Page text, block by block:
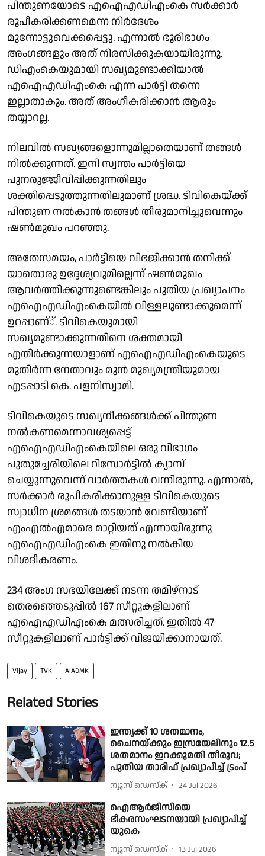
പിന്തുണയോടെ എഐഎഡിഎംകെ സര്‍ക്കാര്‍
രൂപീകരിക്കണമെന്ന നിര്‍ദേശം
മുന്നോട്ടുവെക്കപ്പെട്ടു. എന്നാല്‍ ഭൂരിഭാഗം
അംഗങ്ങളും അത് നിരസിക്കുകയായിരുന്നു.
ഡിഎംകെയുമായി സഖ്യമുണ്ടാക്കിയാല്‍
എഐഎഡിഎംകെ എന്ന പാര്‍ട്ടി തന്നെ
ഇല്ലാതാകും. അത് അംഗീകരിക്കാന്‍ ആരും
തയ്യാറല്ല.
നിലവില്‍ സഖ്യങ്ങളൊന്നുമില്ലാതെയാണ് തങ്ങള്‍
നില്‍ക്കുന്നത്. ഇനി സ്വന്തം പാര്‍ട്ടിയെ
പുനരുജ്ജീവിപ്പിക്കുന്നതിലും
ശക്തിപ്പെടുത്തുന്നതിലുമാണ് ശ്രദ്ധ. ടിവികെയ്ക്ക്
പിന്തുണ നല്‍കാന്‍ തങ്ങള്‍ തീരുമാനിച്ചുവെന്നും
ഷണ്‍മുഖം പറഞ്ഞു.
അതേസമയം, പാര്‍ട്ടിയെ വിഭജിക്കാന്‍ തനിക്ക്
യാതൊരു ഉദ്ദേശ്യവുമില്ലെന്ന് ഷണ്‍മുഖം
ആവര്‍ത്തിക്കുന്നുണ്ടെങ്കിലും പുതിയ പ്രഖ്യാപനം
എഐഎഡിഎംകെയില്‍ വിള്ളലുണ്ടാക്കുമെന്ന്
ഉറപ്പാണ്്. ടിവികെയുമായി
സഖ്യമുണ്ടാക്കുന്നതിനെ ശക്തമായി
എതിര്‍ക്കുന്നയാളാണ് എഐഎഡിഎംകെയുടെ
മുതിര്‍ന്ന നേതാവും മുന്‍ മുഖ്യമന്ത്രിയുമായ
എടപ്പാടി കെ. പളനിസ്വാമി.
ടിവികെയുടെ സഖ്യനീക്കങ്ങള്‍ക്ക് പിന്തുണ
നല്‍കണമെന്നാവശ്യപ്പെട്ട്
എഐഎഡിഎംകെയിലെ ഒരു വിഭാഗം
പുതുച്ചേരിയിലെ റിസോര്‍ട്ടില്‍ ക്യാമ്പ്
ചെയ്യുന്നുവെന്ന് വാര്‍ത്തകള്‍ വന്നിരുന്നു. എന്നാല്‍,
സര്‍ക്കാര്‍ രൂപീകരിക്കാനുള്ള ടിവികെയുടെ
സ്വാധീന ശ്രമങ്ങള്‍ തടയാന്‍ വേണ്ടിയാണ്
എംഎല്‍എമാരെ മാറ്റിയത് എന്നായിരുന്നു
എഐഎഡിഎംകെ ഇതിനു നല്‍കിയ
വിശദീകരണം.
234 അംഗ സഭയിലേക്ക് നടന്ന തമിഴ്‌നാട്
തെരഞ്ഞെടുപ്പില്‍ 167 സീറ്റുകളിലാണ്
എഐഎഡിഎംകെ മത്സരിച്ചത്. ഇതില്‍ 47
സീറ്റുകളിലാണ് പാര്‍ട്ടിക്ക് വിജയിക്കാനായത്.
Vijay TVK AIADMK
Related Stories
ഇന്ത്യക്ക് 10 ശതമാനം,
ചൈനയ്ക്കും ഇസ്രയേലിനും 12.5
ശതമാനം ഇറക്കുമതി തീരുവ;
പുതിയ താരിഫ് പ്രഖ്യാപിച്ച് ട്രംപ്
ന്യൂസ് ഡെസ്ക് 24 Jul 2026
ഐആർജിസിയെ
ഭീകരസംഘടനയായി പ്രഖ്യാപിച്ച്
യുകെ
ന്യൂസ് ഡെസ്ക് 13 Jul 2026